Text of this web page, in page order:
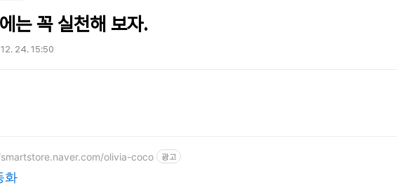
는 꼭 실천해 보자.
24. 15:50
olivia-coco 광고
화